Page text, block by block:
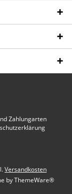
Zahlungarten
Versandkosten
byThemeWare®